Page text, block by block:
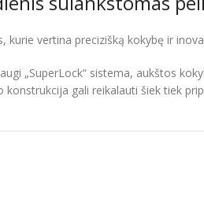
kurie vertina precizišką kokybę ir
„SuperLock“ sistema, aukštos
konstrukcija gali reikalauti šiek tiek